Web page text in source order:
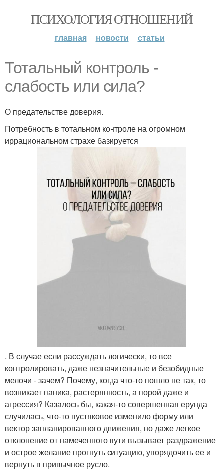
ПСИХОЛОГИЯ ОТНОШЕНИЙ
главная новости статьи
Тотальный контроль -
слабость или сила?
О предательстве доверия.
Потребность в тотальном контроле на огромном
иррациональном страхе базируется
. В случае если рассуждать логически, то все
контролировать, даже незначительные и безобидные
мелочи - зачем? Почему, когда что-то пошло не так, то
возникает паника, растерянность, а порой даже и
агрессия? Казалось бы, какая-то совершенная ерунда
случилась, что-то пустяковое изменило форму или
вектор запланированного движения, но даже легкое
отклонение от намеченного пути вызывает раздражение
и острое желание прогнуть ситуацию, упорядочить ее и
вернуть в привычное русло.